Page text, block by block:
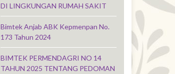
DI LINGKUNGAN RUMAH SAKIT
Bimtek Anjab ABK Kepmenpan No.
173 Tahun 2024
BIMTEK PERMENDAGRI NO 14
TAHUN 2025 TENTANG PEDOMAN